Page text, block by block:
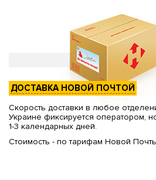
ДОСТАВКА НОВОЙ ПОЧТОЙ
Скорость доставки в любое
Украине фиксируется оператором,
1-3 календарных дней.
Стоимость - по тарифам Новой